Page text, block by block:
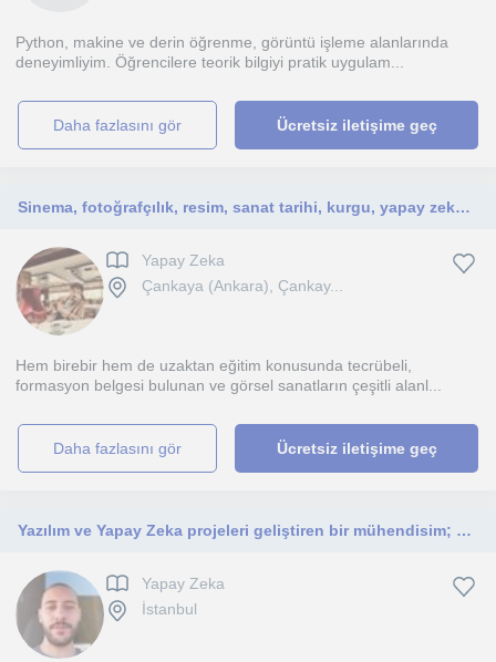
Python, makine ve derin öğrenme, görüntü işleme alanlarında
deneyimliyim. Öğrencilere teorik bilgiyi pratik uygulam...
daha fazlasını gör Ücretsiz iletişime geç
Sinema, fotoğrafçılık, resim, sanat tarihi, kurgu, yapay zeka, özel efektler, grafik tasarıma ilgi duyan kişiler için uygundur.
Yapay Zeka
Çankaya (Ankara), Çankay...
Hem birebir hem de uzaktan eğitim konusunda tecrübeli,
formasyon belgesi bulunan ve görsel sanatların çeşitli alanl...
daha fazlasını gör Ücretsiz iletişime geç
Yazılım ve Yapay Zeka projeleri geliştiren bir mühendisim; programlama temellerini ve mantığını her seviyeye uygun anlatıyorum.
Yapay Zeka
İstanbul